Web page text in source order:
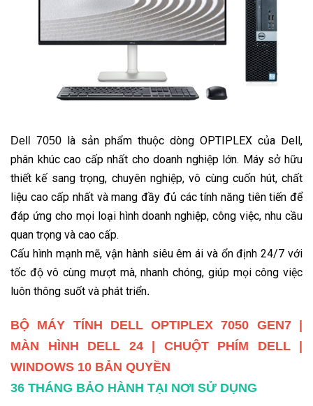
Dell 7050 là sản phẩm thuộc dòng OPTIPLEX của Dell,
phân khúc cao cấp nhất cho doanh nghiệp lớn. Máy sở hữu
thiết kế sang trọng, chuyên nghiệp, vô cùng cuốn hút, chất
liệu cao cấp nhất và mang đầy đủ các tính năng tiên tiến để
đáp ứng cho mọi loại hình doanh nghiệp, công việc, nhu cầu
quan trọng và cao cấp.
Cấu hình mạnh mẽ, vận hành siêu êm ái và ổn định 24/7 với
tốc độ vô cùng mượt mà, nhanh chóng, giúp mọi công việc
luôn thông suốt và phát triển.
BỘ MÁY TÍNH DELL OPTIPLEX 7050 GEN7 |
MÀN HÌNH DELL 24 | CHUỘT PHÍM DELL |
WINDOWS 10 BẢN QUYỀN
36 THÁNG BẢO HÀNH TẠI NƠI SỬ DỤNG